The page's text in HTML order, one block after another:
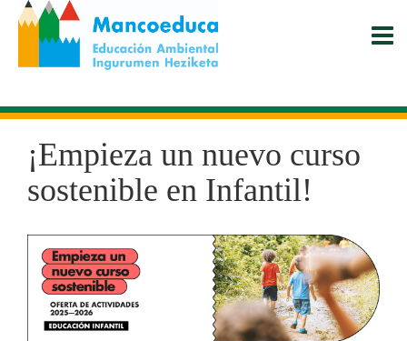
Pasar
contenido
principal
¡Empieza un nuevo curso
sostenible en Infantil!